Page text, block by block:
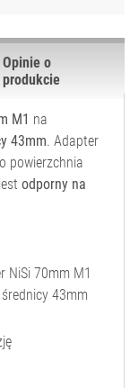
Opinie o
produkcie
M1 na
43mm. Adapter
powierzchnia
odporny na
NiSi 70mm M1
43mm